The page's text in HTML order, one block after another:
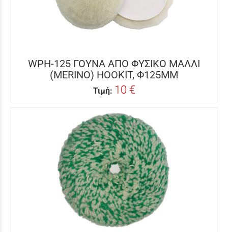
WPH-125 ΓΟΥΝΑ ΑΠΟ ΦΥΣΙΚΟ ΜΑΛΛΙ
(MERINO) HOOKIT, Φ125MM
Τιμή: 10 €